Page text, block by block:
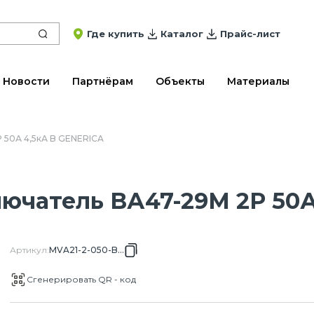
Где купить Каталог Прайс-лист
Новости Партнёрам Объекты Материалы
4,5кА B GENERICA
ВА47-29М 2P
Артикул:MVA21-2-050-B-G
Сгенерировать QR - код